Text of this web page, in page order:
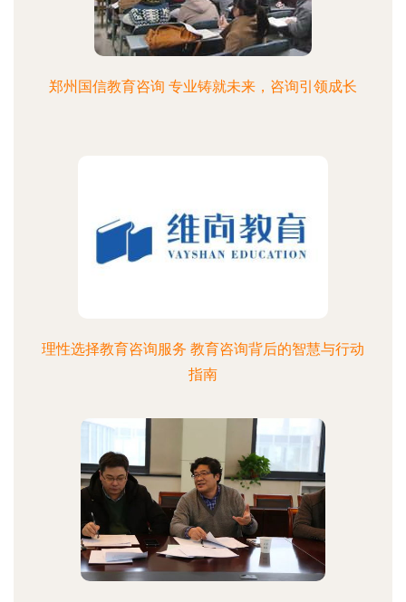
郑州国信教育咨询 专业铸就未来，咨询引领成长
理性选择教育咨询服务 教育咨询背后的智慧与行动
指南